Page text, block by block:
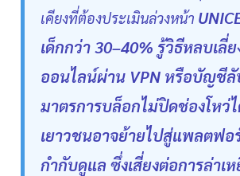
เคียงที่ต้องประเมินล่วงหน้า
เด็กกว่า 30–40% รู้วิธีหลบเลี่
ออนไลน์ผ่าน VPN หรือบัญชีลั
มาตรการบล็อกไม่ปิดช่องโหว่
เยาวชนอาจย้ายไปสู่แพลตฟอ
กำกับดูแล ซึ่งเสี่ยงต่อการล่าเ